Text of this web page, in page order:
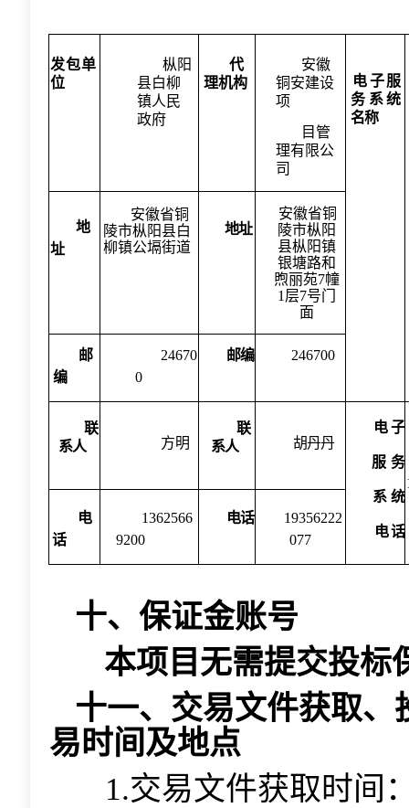
发包单
位
枞阳
县白柳
镇人民
政府
代
理机构
安徽
铜安建设
项
目管
理有限公
司
电子服
务系统
名称
地
址
安徽省铜
陵市枞阳县白
柳镇公塥街道
地址
安徽省铜
陵市枞阳
县枞阳镇
银塘路和
煦丽苑7幢
1层7号门
面
邮
编
24670
0
邮编 246700
联
系人 方明
联
系人 胡丹丹
电 子
服 务
系 统
电话
电
话
1362566
9200
电话
19356222
077
十、保证金账号
本项目无需提交投标
十一、交易文件获取
易时间及地点
1.交易文件获取时间